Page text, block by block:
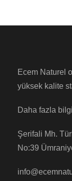
Ecem Naturel
yüksek kalite
Daha fazla
Şerifali Mh.
No:39